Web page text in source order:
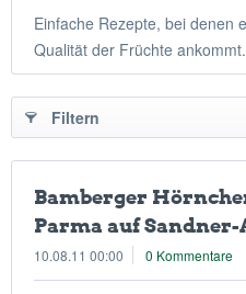
Einfache Rezepte, bei denen
Qualität der Früchte
Filtern
Bamberger
Parma auf
10.08.11 00:00 0 Kommentare